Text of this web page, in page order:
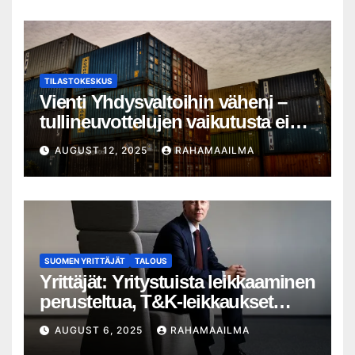
TILASTOKESKUS
Vienti Yhdysvaltoihin väheni –
tullineuvottelujen vaikutusta ei
silti näy
AUGUST 12, 2025 RAHAMAAILMA
SUOMEN YRITTÄJÄT TALOUS
Yrittäjät: Yritystuista leikkaaminen
perusteltua, T&K-leikkaukset
lyhytnäköistä kasvupolitiikkaa
AUGUST 6, 2025 RAHAMAAILMA